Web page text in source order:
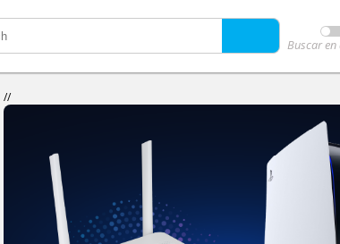
Buscar
//